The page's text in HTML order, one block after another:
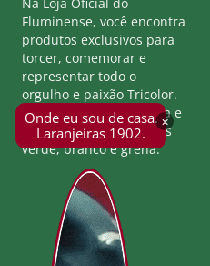
×
Onde eu sou de casa.
Laranjeiras 1902.
Fluminense, você encontra
produtos exclusivos para
torcer, comemorar e
representar todo o
orgulho e paixão Tricolor.
Seja parte desta história e
mostre a força das cores
verde, branco e grená.